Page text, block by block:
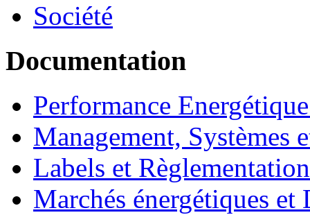
Société
Documentation
Performance
Management, Systèmes
Labels et
Marchés énergétiques